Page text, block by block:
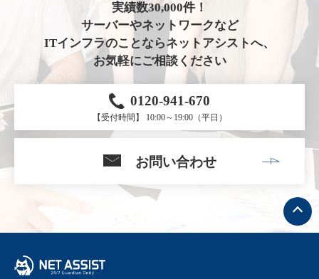
実績数30,000件！
サーバーやネットワークなど
ITインフラのことならネットアシストへ、
お気軽にご相談ください
0120-941-670
【受付時間】 10:00～19:00（平日）
お問い合わせ
ト
ッ
プ
へ